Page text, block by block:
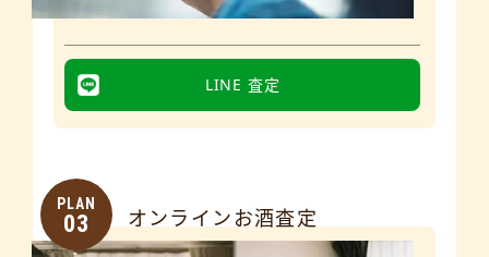
LINE 査定
PLAN
03 オンラインお酒査定